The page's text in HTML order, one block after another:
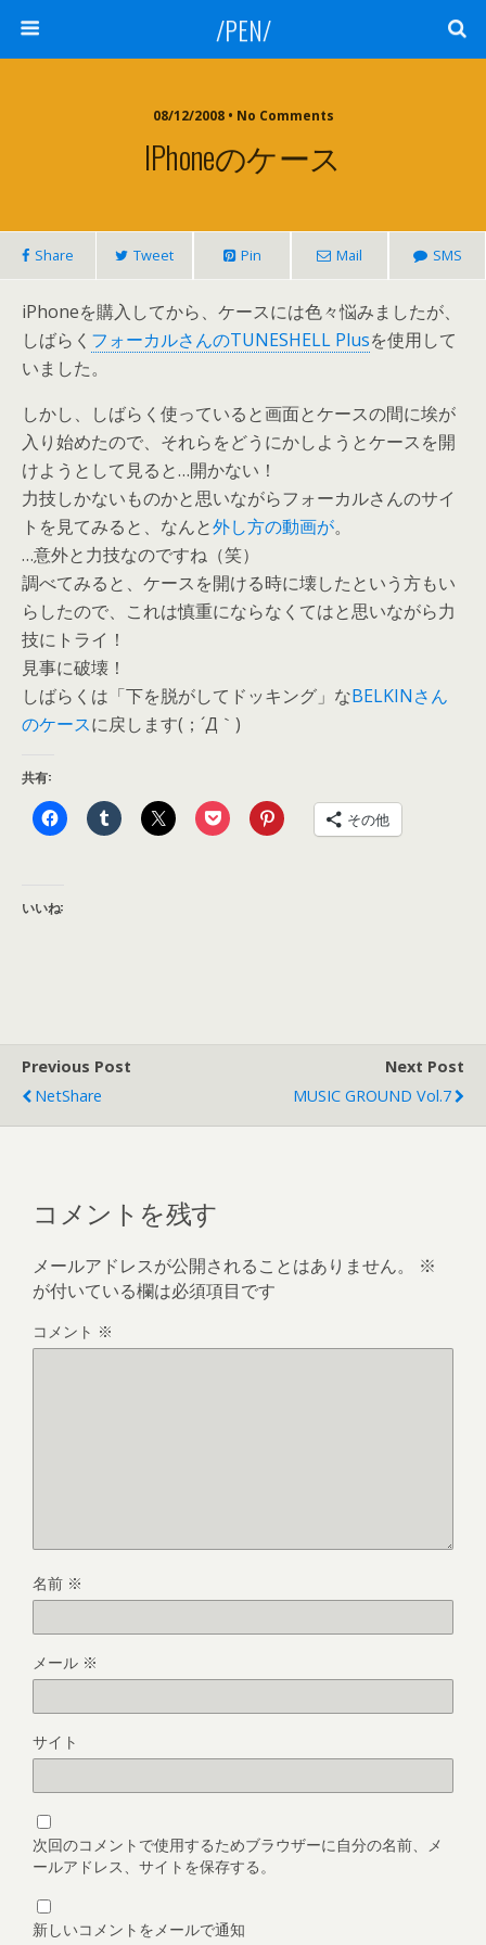
/PEN/
08/12/2008 • No Comments
IPhoneのケース
Share Tweet Pin Mail SMS
iPhoneを購入してから、ケースには色々悩みましたが、
しばらく フォーカルさんのTUNESHELL Plusを使用して
いました。
しかし、しばらく使っていると画面とケースの間に埃が
入り始めたので、それらをどうにかしようとケースを開
けようとして見ると…開かない！
力技しかないものかと思いながらフォーカルさんのサイ
トを見てみると、なんと外し方の動画が。
…意外と力技なのですね（笑）
調べてみると、ケースを開ける時に壊したという方もい
らしたので、これは慎重にならなくてはと思いながら力
技にトライ！
見事に破壊！
しばらくは「下を脱がしてドッキング」なBELKINさん
のケースに戻します(；´Д｀)
共有:
その他
いいね:
Previous Post
NetShare
Next Post
MUSIC GROUND Vol.7
コメントを残す
メールアドレスが公開されることはありません。
※
が付いている欄は必須項目です
コメント ※
名前 ※
メール ※
サイト
次回のコメントで使用するためブラウザーに自分の名前、メ
ールアドレス、サイトを保存する。
新しいコメントをメールで通知